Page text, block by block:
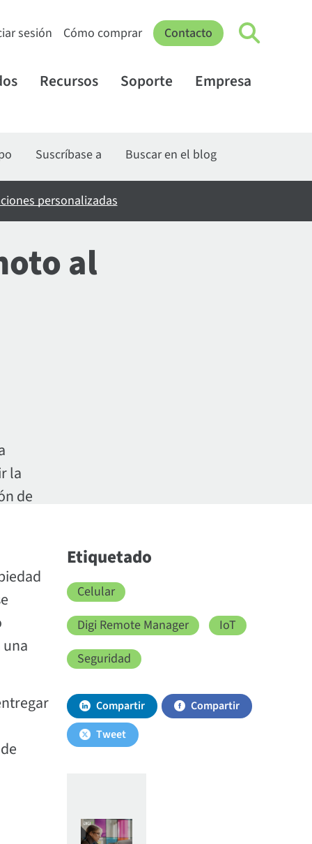
sesión Cómo comprar Contacto
Recursos Soporte Empresa
Suscríbase a Buscar en el blog
personalizadas
al
la
de
Etiquetado
Celular
Digi Remote Manager
IoT
Seguridad
Compartir
Compartir
Tweet